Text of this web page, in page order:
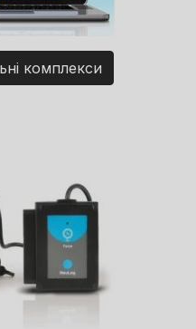
комплекси